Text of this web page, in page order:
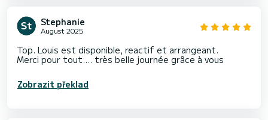
Stephanie
August 2025
Top. Louis est disponible, reactif et arrangeant.
Merci pour tout.... très belle journée grâce à vous
Zobrazit překlad